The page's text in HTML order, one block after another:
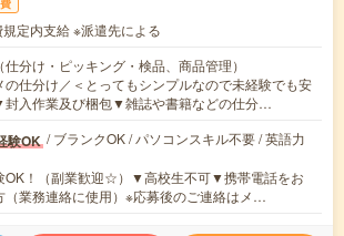
定内支給 ※派遣先による
仕分け・ピッキング・検品、商品管理）
の仕分け／＜とってもシンプルなので未経験でも安
入作業及び梱包▼雑誌や書籍などの仕分…
験OK / ブランクOK / パソコンスキル不要 / 英語力
OK！（副業歓迎☆）▼高校生不可▼携帯電話をお
（業務連絡に使用）※応募後のご連絡はメ…